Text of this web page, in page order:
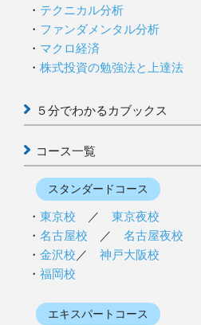
テクニカル分析
ファンダメンタル分析
マクロ経済
株式投資の勉強法と上達法
５分でわかるカブックス
コース一覧
スタンダードコース
東京校 ／ 東京夜校
名古屋校 ／ 名古屋夜校
金沢校 ／ 神戸大阪校
福岡校
エキスパートコース